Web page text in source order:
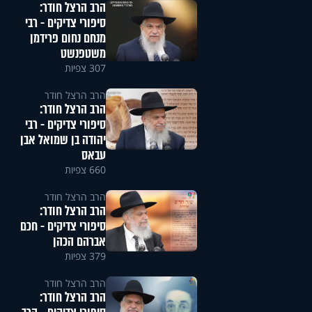
הרב הרצל חודר:
סיפורי צדיקים - רבי
מנחם נחום פרידמן
משטפנשט
307 צפיות
הרב הרצל חודר
הרב הרצל חודר:
סיפורי צדיקים - רבי
יהודה בן שמואל אבן
עבאס
660 צפיות
הרב הרצל חודר
הרב הרצל חודר:
סיפורי צדיקים - חכם
אברהם הכהן
379 צפיות
הרב הרצל חודר
הרב הרצל חודר: